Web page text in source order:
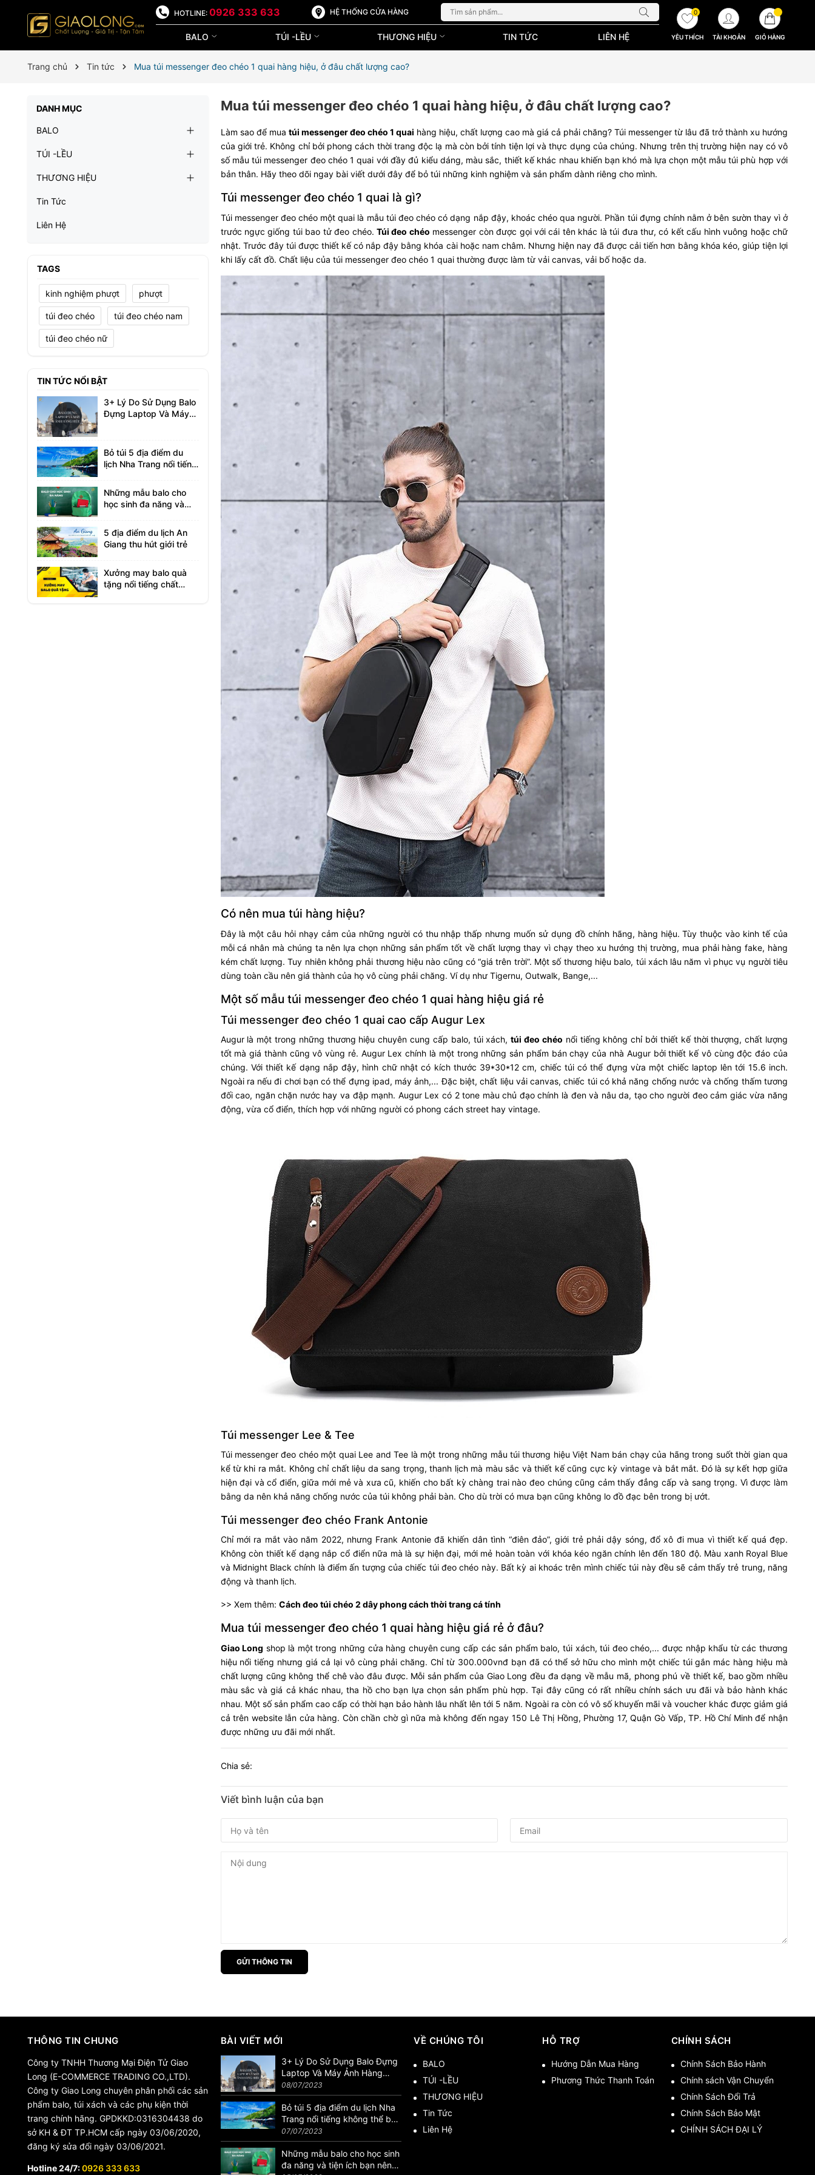
HOTLINE: 0926 333 633 HỆ THỐNG CỬA HÀNG
BALO TÚI -LỀU THƯƠNG HIỆU TIN TỨC LIÊN HỆ YÊU THÍCH
0
TÀI KHOẢN GIỎ HÀNG
Trang chủ Tin tức Mua túi messenger đeo chéo 1 quai hàng hiệu, ở đâu chất lượng cao?
Mua túi messenger đeo chéo 1 quai hàng hiệu, ở đâu chất lượng cao?
Làm sao để mua túi messenger đeo chéo 1 quai hàng hiệu, chất lượng cao mà giá cả phải chăng? Túi messenger từ lâu đã trở thành xu hướng
của giới trẻ. Không chỉ bởi phong cách thời trang độc lạ mà còn bởi tính tiện lợi và thực dụng của chúng. Nhưng trên thị trường hiện nay có vô
số mẫu túi messenger đeo chéo 1 quai với đầy đủ kiểu dáng, màu sắc, thiết kế khác nhau khiến bạn khó mà lựa chọn một mẫu túi phù hợp với
bản thân. Hãy theo dõi ngay bài viết dưới đây để bỏ túi những kinh nghiệm và sản phẩm dành riêng cho mình.
Túi messenger đeo chéo 1 quai là gì?
Túi messenger đeo chéo một quai là mẫu túi đeo chéo có dạng nắp đậy, khoác chéo qua người. Phần túi đựng chính nằm ở bên sườn thay vì ở
trước ngực giống túi bao tử đeo chéo. Túi đeo chéo messenger còn được gọi với cái tên khác là túi đưa thư, có kết cấu hình vuông hoặc chữ
nhật. Trước đây túi được thiết kế có nắp đậy bằng khóa cài hoặc nam châm. Nhưng hiện nay đã được cải tiến hơn bằng khóa kéo, giúp tiện lợi
khi lấy cất đồ. Chất liệu của túi messenger đeo chéo 1 quai thường được làm từ vải canvas, vải bố hoặc da.
Có nên mua túi hàng hiệu?
Đây là một câu hỏi nhạy cảm của những người có thu nhập thấp nhưng muốn sử dụng đồ chính hãng, hàng hiệu. Tùy thuộc vào kinh tế của
mỗi cá nhân mà chúng ta nên lựa chọn những sản phẩm tốt về chất lượng thay vì chạy theo xu hướng thị trường, mua phải hàng fake, hàng
kém chất lượng. Tuy nhiên không phải thương hiệu nào cũng có “giá trên trời”. Một số thương hiệu balo, túi xách lâu năm vì phục vụ người tiêu
dùng toàn cầu nên giá thành của họ vô cùng phải chăng. Ví dụ như Tigernu, Outwalk, Bange,...
Một số mẫu túi messenger đeo chéo 1 quai hàng hiệu giá rẻ
Túi messenger đeo chéo 1 quai cao cấp Augur Lex
Augur là một trong những thương hiệu chuyên cung cấp balo, túi xách,túi đeo chéo nổi tiếng không chỉ bởi thiết kế thời thượng, chất lượng
tốt mà giá thành cũng vô vùng rẻ. Augur Lex chính là một trong những sản phẩm bán chạy của nhà Augur bởi thiết kế vô cùng độc đáo của
chúng. Với thiết kế dạng nắp đậy, hình chữ nhật có kích thước 39*30*12 cm, chiếc túi có thể đựng vừa một chiếc laptop lên tới 15.6 inch.
Ngoài ra nếu đi chơi bạn có thể đựng ipad, máy ảnh,... Đặc biệt, chất liệu vải canvas, chiếc túi có khả năng chống nước và chống thấm tương
đối cao, ngăn chặn nước hay va đập mạnh. Augur Lex có 2 tone màu chủ đạo chính là đen và nâu da, tạo cho người đeo cảm giác vừa năng
động, vừa cổ điển, thích hợp với những người có phong cách street hay vintage.
Túi messenger Lee & Tee
Túi messenger đeo chéo một quai Lee and Tee là một trong những mẫu túi thương hiệu Việt Nam bán chạy của hãng trong suốt thời gian qua
kể từ khi ra mắt. Không chỉ chất liệu da sang trọng, thanh lịch mà màu sắc và thiết kế cũng cực kỳ vintage và bắt mắt. Đó là sự kết hợp giữa
hiện đại và cổ điển, giữa mới mẻ và xưa cũ, khiến cho bất kỳ chàng trai nào đeo chúng cũng cảm thấy đẳng cấp và sang trọng. Vì được làm
bằng da nên khả năng chống nước của túi không phải bàn. Cho dù trời có mưa bạn cũng không lo đồ đạc bên trong bị ướt.
Túi messenger đeo chéo Frank Antonie
Chỉ mới ra mắt vào năm 2022, nhưng Frank Antonie đã khiến dân tình “điên đảo”, giới trẻ phải dậy sóng, đổ xô đi mua vì thiết kế quá đẹp.
Không còn thiết kế dạng nắp cổ điển nữa mà là sự hiện đại, mới mẻ hoàn toàn với khóa kéo ngăn chính lên đến 180 độ. Màu xanh Royal Blue
và Midnight Black chính là điểm ấn tượng của chiếc túi đeo chéo này. Bất kỳ ai khoác trên mình chiếc túi này đều sẽ cảm thấy trẻ trung, năng
động và thanh lịch.
>> Xem thêm: Cách đeo túi chéo 2 dây phong cách thời trang cá tính
Mua túi messenger đeo chéo 1 quai hàng hiệu giá rẻ ở đâu?
Giao Long shop là một trong những cửa hàng chuyên cung cấp các sản phẩm balo, túi xách, túi đeo chéo,... được nhập khẩu từ các thương
hiệu nổi tiếng nhưng giá cả lại vô cùng phải chăng. Chỉ từ 300.000vnđ bạn đã có thể sở hữu cho mình một chiếc túi gắn mác hàng hiệu mà
chất lượng cũng không thể chê vào đâu được. Mỗi sản phẩm của Giao Long đều đa dạng về mẫu mã, phong phú về thiết kế, bao gồm nhiều
màu sắc và giá cả khác nhau, tha hồ cho bạn lựa chọn sản phẩm phù hợp. Tại đây cũng có rất nhiều chính sách ưu đãi và bảo hành khác
nhau. Một số sản phẩm cao cấp có thời hạn bảo hành lâu nhất lên tới 5 năm. Ngoài ra còn có vô số khuyến mãi và voucher khác được giảm giá
cả trên website lẫn cửa hàng. Còn chần chờ gì nữa mà không đến ngay 150 Lê Thị Hồng, Phường 17, Quận Gò Vấp, TP. Hồ Chí Minh để nhận
được những ưu đãi mới nhất.
Chia sẻ:
Viết bình luận của bạn
GỬI THÔNG TIN
DANH MỤC
BALO
TÚI -LỀU
THƯƠNG HIỆU
Tin Tức
Liên Hệ
TAGS
kinh nghiệm phượt phượt
túi đeo chéo túi đeo chéo nam
túi đeo chéo nữ
TIN TỨC NỔI BẬT
3+ Lý Do Sử Dụng Balo
Đựng Laptop Và Máy
Bỏ túi 5 địa điểm du
lịch Nha Trang nổi tiếng
Những mẫu balo cho
học sinh đa năng và
5 địa điểm du lịch An
Giang thu hút giới trẻ
Xưởng may balo quà
tặng nổi tiếng chất
THÔNG TIN CHUNG
Công ty TNHH Thương Mại Điện Tử Giao
Long (E-COMMERCE TRADING CO.,LTD).
Công ty Giao Long chuyên phân phối các sản
phẩm balo, túi xách và các phụ kiện thời
trang chính hãng. GPDKKD:0316304438 do
sở KH & ĐT TP.HCM cấp ngày 03/06/2020,
đăng ký sửa đổi ngày 03/06/2021.
Hotline 24/7:0926 333 633
BÀI VIẾT MỚI
3+ Lý Do Sử Dụng Balo Đựng
Laptop Và Máy Ảnh Hàng
Hiệu
08/07/2023
Bỏ túi 5 địa điểm du lịch Nha
Trang nổi tiếng không thể bỏ
lỡ
07/07/2023
Những mẫu balo cho học sinh
đa năng và tiện ích bạn nên
VỀ CHÚNG TÔI
BALO
TÚI -LỀU
THƯƠNG HIỆU
Tin Tức
Liên Hệ
HỖ TRỢ
Hướng Dẫn Mua Hàng
Phương Thức Thanh Toán
CHÍNH SÁCH
Chính Sách Bảo Hành
Chính sách Vận Chuyển
Chính Sách Đổi Trả
Chính Sách Bảo Mật
CHÍNH SÁCH ĐẠI LÝ